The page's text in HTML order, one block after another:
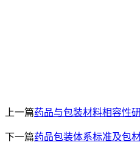
上一篇药品与包装材料相容性
下一篇药品包装体系标准及包